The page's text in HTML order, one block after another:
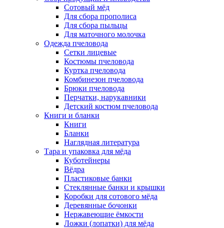
Сотовый мёд
Для сбора прополиса
Для сбора пыльцы
Для маточного молочка
Одежда пчеловода
Сетки лицевые
Костюмы пчеловода
Куртка пчеловода
Комбинезон пчеловода
Брюки пчеловода
Перчатки, нарукавники
Детский костюм пчеловода
Книги и бланки
Книги
Бланки
Наглядная литература
Тара и упаковка для мёда
Куботейнеры
Вёдра
Пластиковые банки
Стеклянные банки и крышки
Коробки для сотового мёда
Деревянные бочонки
Нержавеющие ёмкости
Ложки (лопатки) для мёда